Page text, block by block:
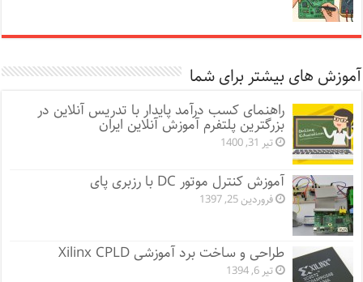
آموزش های بیشتر برای شما
راهنمای کسب درآمد پایدار با تدریس آنلاین در
بزرگترین پلتفرم آموزش آنلاین ایران
تیر 31, 1400
آموزش کنترل موتور DC با رزبری پای
فروردین 25, 1397
طراحی و ساخت برد آموزشی Xilinx CPLD
تیر 6, 1394